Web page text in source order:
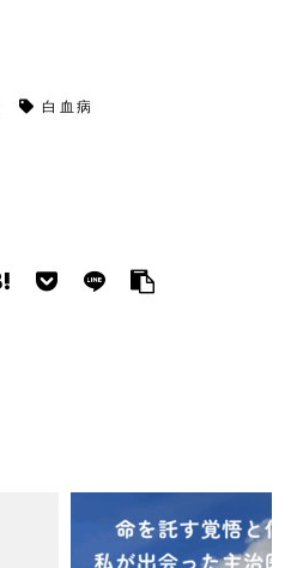
白血病